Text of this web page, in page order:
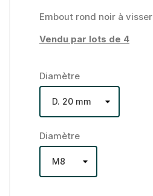
Embout rond noir à visser
Vendu par lots de 4
Diamètre
Diamètre